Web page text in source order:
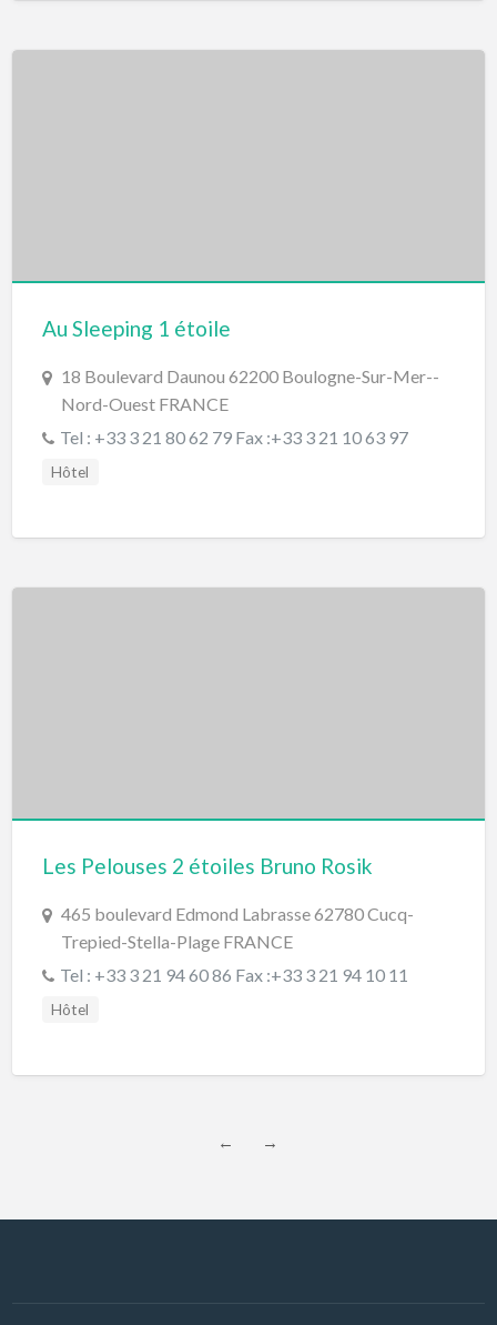
Au Sleeping 1 étoile
18 Boulevard Daunou 62200 Boulogne-Sur-Mer--
Nord-Ouest FRANCE
Tel : +33 3 21 80 62 79 Fax :+33 3 21 10 63 97
Hôtel
Les Pelouses 2 étoiles Bruno Rosik
465 boulevard Edmond Labrasse 62780 Cucq-
Trepied-Stella-Plage FRANCE
Tel : +33 3 21 94 60 86 Fax :+33 3 21 94 10 11
Hôtel
← →